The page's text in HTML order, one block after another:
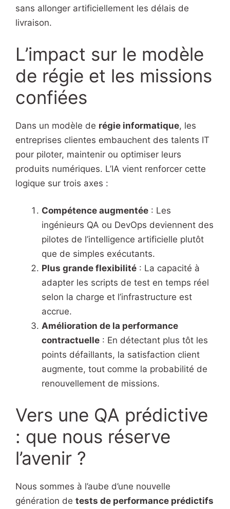
sans allonger artificiellement les délais de
livraison.
L’impact sur le modèle
de régie et les missions
confiées
Dans un modèle de régie informatique, les
entreprises clientes embauchent des talents IT
pour piloter, maintenir ou optimiser leurs
produits numériques. L’IA vient renforcer cette
logique sur trois axes :
Compétence augmentée : Les
ingénieurs QA ou DevOps deviennent des
pilotes de l’intelligence artificielle plutôt
que de simples exécutants.
Plus grande flexibilité : La capacité à
adapter les scripts de test en temps réel
selon la charge et l’infrastructure est
accrue.
Amélioration de la performance
contractuelle : En détectant plus tôt les
points défaillants, la satisfaction client
augmente, tout comme la probabilité de
renouvellement de missions.
Vers une QA prédictive
: que nous réserve
l’avenir ?
Nous sommes à l’aube d’une nouvelle
génération de tests de performance prédictifs